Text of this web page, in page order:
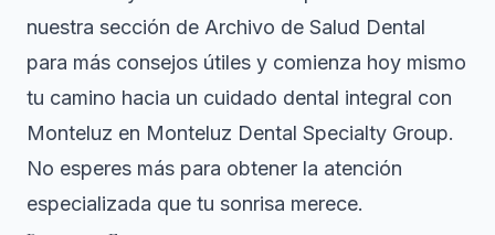
nuestra sección de Archivo de Salud Dental
para más consejos útiles y comienza hoy mismo
tu camino hacia un cuidado dental integral con
Monteluz en Monteluz Dental Specialty Group.
No esperes más para obtener la atención
especializada que tu sonrisa merece.